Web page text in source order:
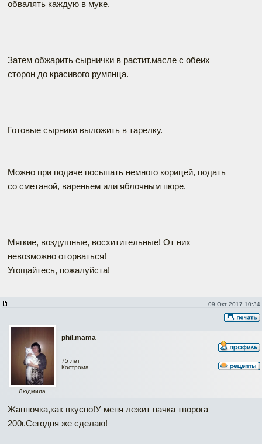
обвалять каждую в муке.
Затем обжарить сырнички в растит.масле с обеих
сторон до красивого румянца.
Готовые сырники выложить в тарелку.
Можно при подаче посыпать немного корицей, подать
со сметаной, вареньем или яблочным пюре.
Мягкие, воздушные, восхитительные! От них
невозможно оторваться!
Угощайтесь, пожалуйста!
09 Окт 2017 10:34
phil.mama
Людмила
75 лет
Кострома
Жанночка,как вкусно!У меня лежит пачка творога
200г.Сегодня же сделаю!